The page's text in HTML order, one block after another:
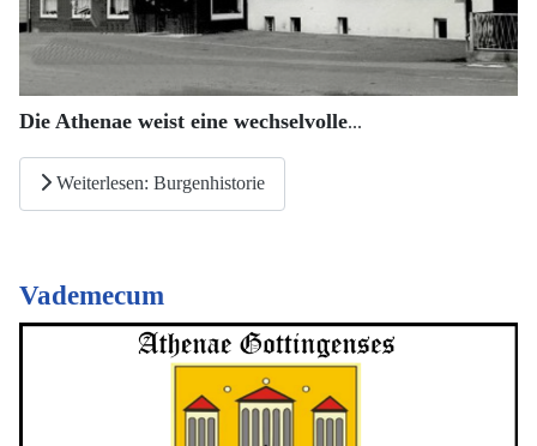
Die Athenae weist eine wechselvolle...
Weiterlesen: Burgenhistorie
Vademecum